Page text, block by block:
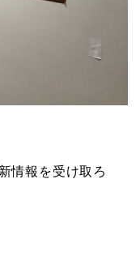
情報を受け取ろ